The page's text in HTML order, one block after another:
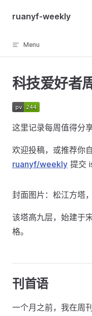
Skip to content
ruanyf-weekly
Menu
科技爱好者
这里记录每周值得分
欢迎投稿，或推荐你
ruanyf/weekly 提交
封面图片：松江方塔
该塔高九层，始建于
格。
刊首语
一个月之前，我在周